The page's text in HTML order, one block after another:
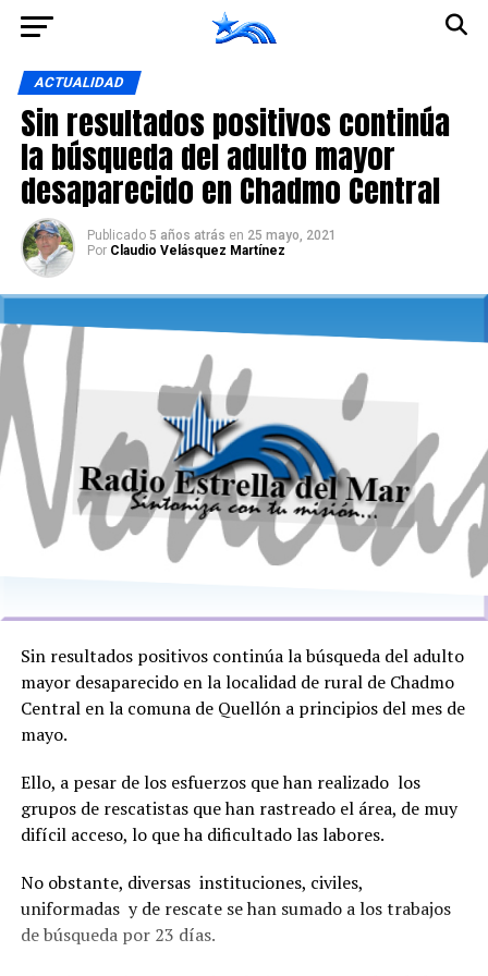
ACTUALIDAD
Sin resultados positivos continúa
la búsqueda del adulto mayor
desaparecido en Chadmo Central
Publicado 5 años atrás en 25 mayo, 2021
Por Claudio Velásquez Martínez
Sin resultados positivos continúa la búsqueda del adulto
mayor desaparecido en la localidad de rural de Chadmo
Central en la comuna de Quellón a principios del mes de
mayo.
Ello, a pesar de los esfuerzos que han realizado los
grupos de rescatistas que han rastreado el área, de muy
difícil acceso, lo que ha dificultado las labores.
No obstante, diversas instituciones, civiles,
uniformadas y de rescate se han sumado a los trabajos
de búsqueda por 23 días.
Ir a la versión móvil